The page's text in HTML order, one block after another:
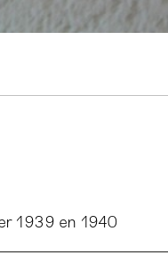
1939 en 1940